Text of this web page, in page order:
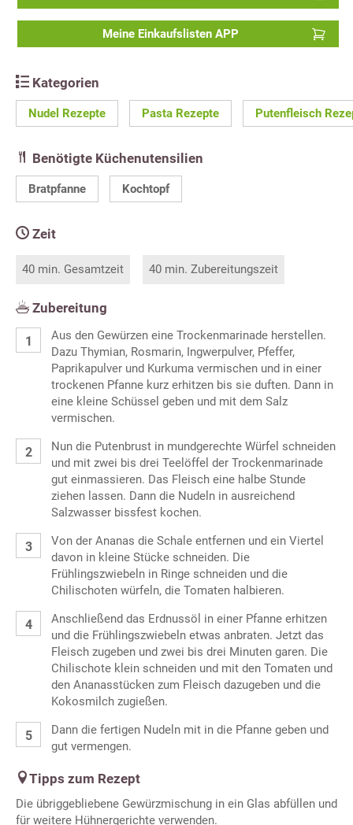
Meine Einkaufslisten APP
Kategorien
Nudel Rezepte Pasta Rezepte Putenfleisch
Benötigte Küchenutensilien
Bratpfanne Kochtopf
Zeit
40 min. Gesamtzeit 40 min. Zubereitungszeit
Zubereitung
Aus den Gewürzen eine Trockenmarinade herstellen.
Dazu Thymian, Rosmarin, Ingwerpulver, Pfeffer,
Paprikapulver und Kurkuma vermischen und in einer
trockenen Pfanne kurz erhitzen bis sie duften. Dann in
eine kleine Schüssel geben und mit dem Salz
vermischen.
Nun die Putenbrust in mundgerechte Würfel schneiden
und mit zwei bis drei Teelöffel der Trockenmarinade
gut einmassieren. Das Fleisch eine halbe Stunde
ziehen lassen. Dann die Nudeln in ausreichend
Salzwasser bissfest kochen.
Von der Ananas die Schale entfernen und ein Viertel
davon in kleine Stücke schneiden. Die
Frühlingszwiebeln in Ringe schneiden und die
Chilischoten würfeln, die Tomaten halbieren.
Anschließend das Erdnussöl in einer Pfanne erhitzen
und die Frühlingszwiebeln etwas anbraten. Jetzt das
Fleisch zugeben und zwei bis drei Minuten garen. Die
Chilischote klein schneiden und mit den Tomaten und
den Ananasstücken zum Fleisch dazugeben und die
Kokosmilch zugießen.
Dann die fertigen Nudeln mit in die Pfanne geben und
gut vermengen.
Tipps zum Rezept
Die übriggebliebene Gewürzmischung in ein Glas abfüllen und
für weitere Hühnergerichte verwenden.